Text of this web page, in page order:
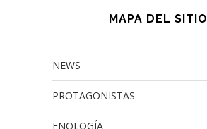
MAPA DEL SITIO
NEWS
PROTAGONISTAS
ENOLOGÍA